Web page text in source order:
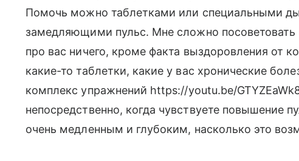
Помочь можно таблетками или специальными
замедляющими пульс. Мне сложно посоветовать
про вас ничего, кроме факта выздоровления от
какие-то таблетки, какие у вас хронические
комплекс упражнений https://youtu.be/
непосредственно, когда чувствуете повышение
очень медленным и глубоким, насколько это